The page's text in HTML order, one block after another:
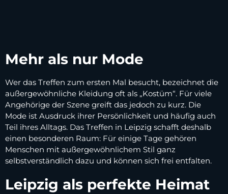
Mehr als nur Mode
Wer das Treffen zum ersten Mal besucht, bezeichnet die
außergewöhnliche Kleidung oft als „Kostüm“. Für viele
Angehörige der Szene greift das jedoch zu kurz. Die
Mode ist Ausdruck ihrer Persönlichkeit und häufig auch
Teil ihres Alltags. Das Treffen in Leipzig schafft deshalb
einen besonderen Raum: Für einige Tage gehören
Menschen mit außergewöhnlichem Stil ganz
selbstverständlich dazu und können sich frei entfalten.
Leipzig als perfekte Heimat